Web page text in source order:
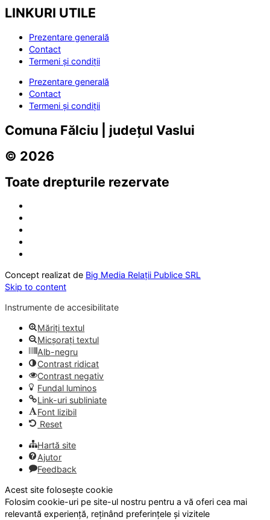
LINKURI UTILE
Prezentare generală
Contact
Termeni și condiții
Prezentare generală
Contact
Termeni și condiții
Comuna Fălciu | județul Vaslui
© 2026
Toate drepturile rezervate
Concept realizat de Big Media Relații Publice SRL
Skip to content
Instrumente de accesibilitate
Măriți textul
Micșorați textul
Alb-negru
Contrast ridicat
Contrast negativ
Fundal luminos
Link-uri subliniate
Font lizibil
Reset
Hartă site
Ajutor
Feedback
Acest site folosește cookie
Folosim cookie-uri pe site-ul nostru pentru a vă oferi cea mai
relevantă experiență, reținând preferințele și vizitele